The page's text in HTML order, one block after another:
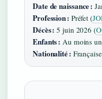
Date de naissance :
Profession : Préfet (
Décès : 5 juin 2026 (
Enfants : Au moins
Nationalité : Française